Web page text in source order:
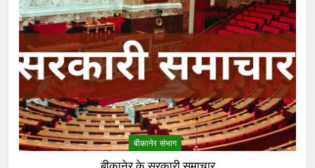
बीकानेर संभाग